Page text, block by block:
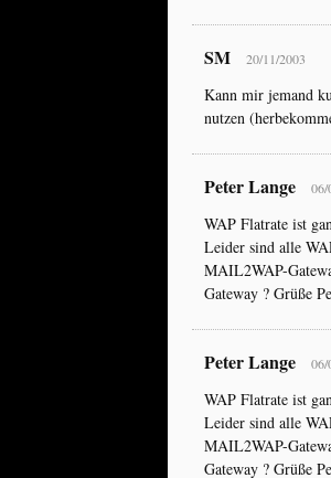
SM 20/11/2003
Kann mir jemand
nutzen
Peter Lange 06/
WAP Flatrate ist
Leider sind alle
MAIL2WAP-
Gateway ? Grüße
Peter Lange 06/
WAP Flatrate ist
Leider sind alle
MAIL2WAP-
Gateway ? Grüße